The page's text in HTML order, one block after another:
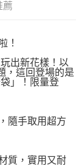
薦
！
出新花樣！以
，這回登場的是
」！限量登
隨手取用超方
質，實用又耐